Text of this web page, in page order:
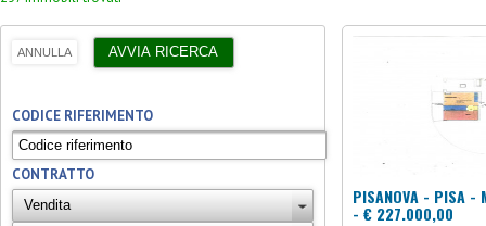
CODICE RIFERIMENTO
CONTRATTO
PISANOVA - PISA -
- € 227.000,00